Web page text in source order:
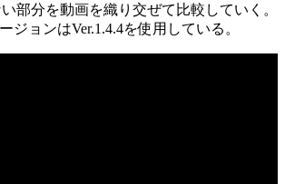
部分を動画を織り交ぜて比較していく。
ジョンはVer.1.4.4を使用している。